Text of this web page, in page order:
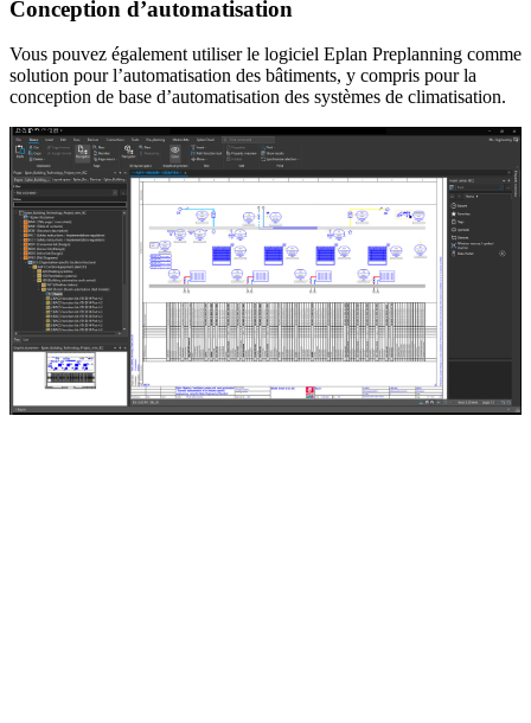
Conception d’automatisation
Vous pouvez également utiliser le logiciel Eplan Preplanning comme
solution pour l’automatisation des bâtiments, y compris pour la
conception de base d’automatisation des systèmes de climatisation.